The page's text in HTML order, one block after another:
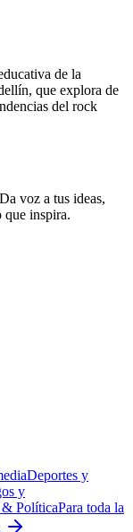
de la
que explora de
del rock
voz a tus ideas,
que inspira.
Deportes y
y
PolíticaPara toda la